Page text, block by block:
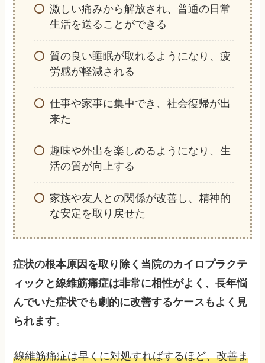
激しい痛みから解放され、普通の日常
生活を送ることができる
質の良い睡眠が取れるようになり、疲
労感が軽減される
仕事や家事に集中でき、社会復帰が出
来た
趣味や外出を楽しめるようになり、生
活の質が向上する
家族や友人との関係が改善し、精神的
な安定を取り戻せた
症状の根本原因を取り除く当院のカイロプラクテ
ィックと線維筋痛症は非常に相性がよく、長年悩
んでいた症状でも劇的に改善するケースもよく見
られます。
線維筋痛症は早くに対処すればするほど、改善ま